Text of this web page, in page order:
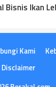
Bisnis Ikan
Kami
Disclaimer